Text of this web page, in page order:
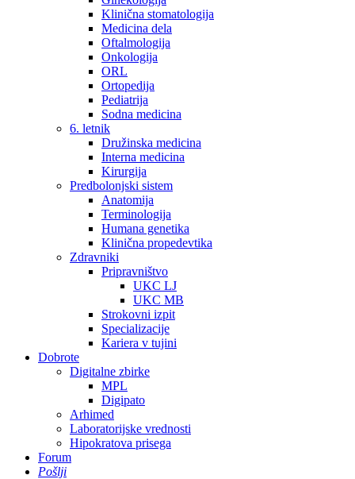
Klinična stomatologija
Medicina dela
Oftalmologija
Onkologija
ORL
Ortopedija
Pediatrija
Sodna medicina
6. letnik
Družinska medicina
Interna medicina
Kirurgija
Predbolonjski sistem
Anatomija
Terminologija
Humana genetika
Klinična propedevtika
Zdravniki
Pripravništvo
UKC LJ
UKC MB
Strokovni izpit
Specializacije
Kariera v tujini
Dobrote
Digitalne zbirke
MPL
Digipato
Arhimed
Laboratorijske vrednosti
Hipokratova prisega
Forum
Pošlji